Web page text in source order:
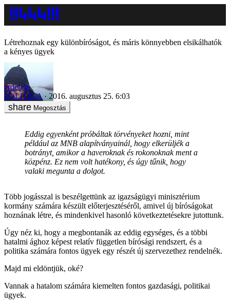
Létrehoznak egy különbíróságot, és máris könnyebben elsikálhatók
a kényes ügyek
erdelyip
POLITIKA
2016. augusztus 25. 6:03
Megosztás
Eddig egyenként próbáltak törvényeket hozni, mint
például az MNB alapítványainál, hogy elkerüljék a
botrányt, amikor a haveroknak és rokonoknak ment a
közpénz. Ez nem volt hatékony, és úgy tűnik, hogy
valaki megunta a dolgot.
Több jogásszal is beszélgettünk az igazságügyi minisztérium
kormány számára készült előterjesztéséről, amivel új bíróságokat
hoznának létre, és mindenkivel hasonló következtetésekre jutottunk.
Úgy néz ki, hogy a megbontanák az eddig egységes, és a többi
hatalmi ághoz képest relatív független bírósági rendszert, és a
politika számára fontos ügyek egy részét új szervezethez rendelnék.
Majd mi eldöntjük, oké?
Vannak a hatalom számára kiemelten fontos gazdasági, politikai
ügyek.